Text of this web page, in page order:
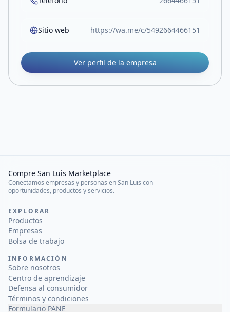
Sitio web https://wa.me/c/5492664466151
Ver perfil de la empresa
Compre San Luis Marketplace
Conectamos empresas y personas en San Luis con
oportunidades, productos y servicios.
EXPLORAR
Productos
Empresas
Bolsa de trabajo
INFORMACIÓN
Sobre nosotros
Centro de aprendizaje
Defensa al consumidor
Términos y condiciones
Formulario PANE